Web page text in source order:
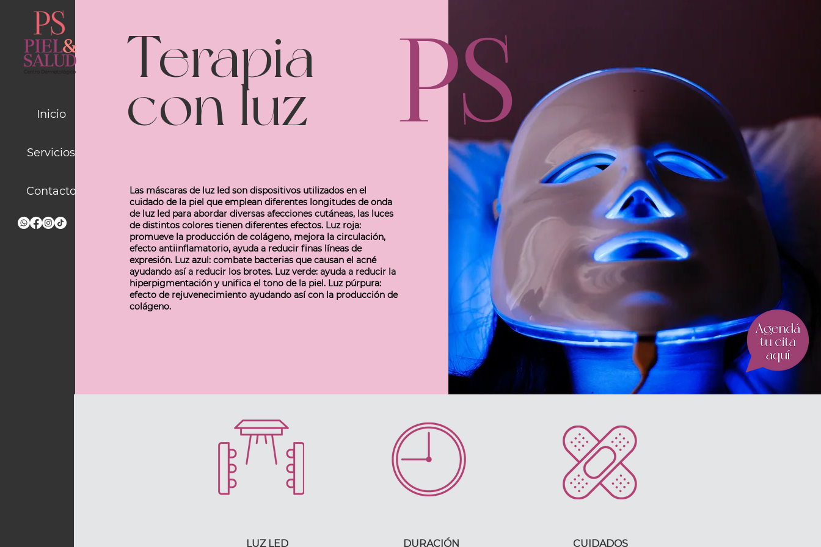
Inicio
Servicios
Contacto
Terapia
con luz
Las máscaras de luz led son dispositivos utilizados en el
cuidado de la piel que emplean diferentes longitudes de onda
de luz led para abordar diversas afecciones cutáneas, las luces
de distintos colores tienen diferentes efectos. Luz roja:
promueve la producción de colágeno, mejora la circulación,
efecto antiinflamatorio, ayuda a reducir finas líneas de
expresión. Luz azul: combate bacterias que causan el acné
ayudando así a reducir los brotes. Luz verde: ayuda a reducir la
hiperpigmentación y unifica el tono de la piel. Luz púrpura:
efecto de rejuvenecimiento ayudando así con la producción de
colágeno.
LUZ LED DURACIÓN CUIDADOS